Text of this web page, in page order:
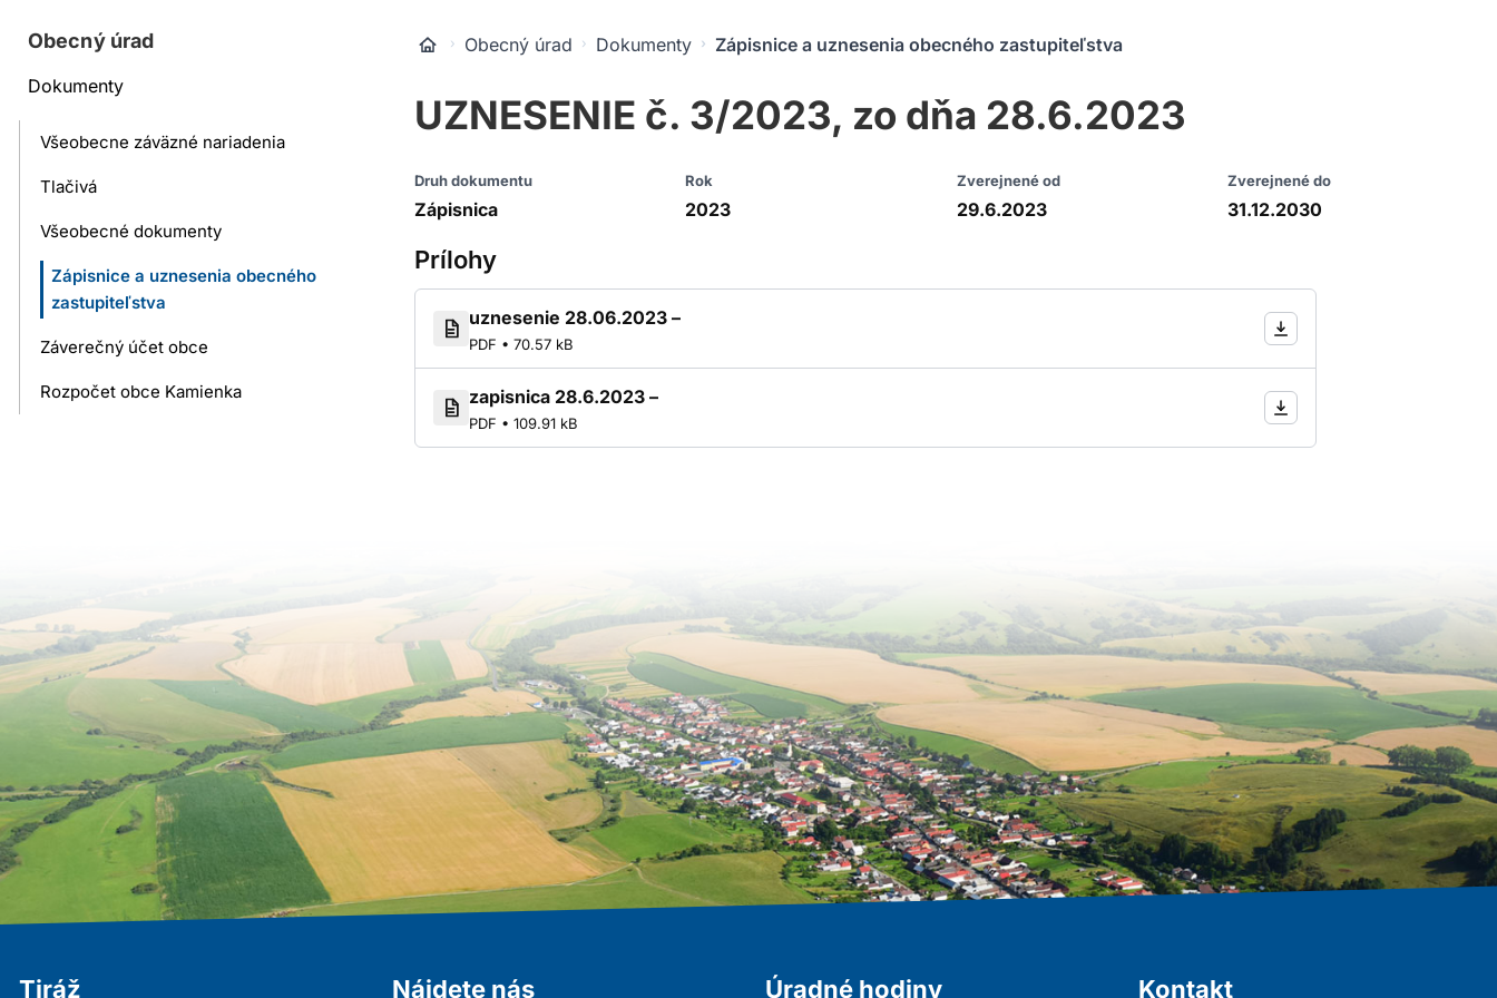
Obecný úrad
Dokumenty
Všeobecne záväzné nariadenia
Tlačivá
Všeobecné dokumenty
Zápisnice a uznesenia obecného
zastupiteľstva
Záverečný účet obce
Rozpočet obce Kamienka
Obecný úrad Dokumenty Zápisnice a uznesenia obecného zastupiteľstva
UZNESENIE č. 3/2023, zo dňa 28.6.2023
Druh dokumentu
Zápisnica
Rok
2023
Zverejnené od
29.6.2023
Zverejnené do
31.12.2030
Prílohy
uznesenie 28.06.2023 –
PDF • 70.57 kB
zapisnica 28.6.2023 –
PDF • 109.91 kB
Tiráž Nájdete nás Úradné hodiny Kontakt